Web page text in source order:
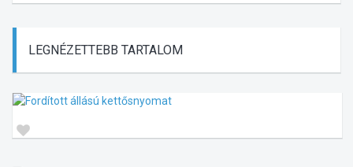
LEGNÉZETTEBB TARTALOM